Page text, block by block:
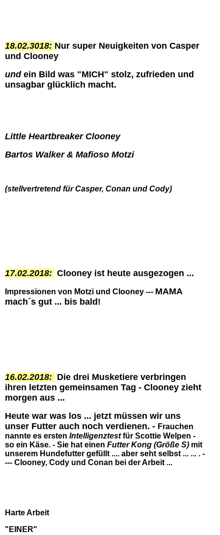
18.02.3018: Nur super Neuigkeiten von Casper
und Clooney
und ein Bild was "MICH" stolz, zufrieden und
unsagbar glücklich macht.
Little Heartbreaker Clooney
Bartos Walker & Mafioso Motzi
(stellvertretend fürCasper, Conan und Cody)
17.02.2018: Clooney ist heute ausgezogen ...
Impressionen von Motzi und Clooney --- MAMA
mach´s gut ... bis bald!
16.02.2018: Die drei Musketiere verbringen
ihren letzten gemeinsamen Tag - Clooney zieht
morgen aus ...
Heute war was los ... jetzt müssen wir uns
unser Futter auch noch verdienen. - Frauchen
nannte es ersten Intelligenztestfür Scottie Welpen -
so ein Käse. - Sie hat einen Futter Kong (Größe S) mit
unserem Hundefutter gefüllt .... aber seht selbst ... ... . -
--- Clooney, Cody und Conan bei der Arbeit ...
Harte Arbeit
"EINER"